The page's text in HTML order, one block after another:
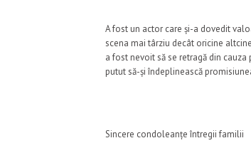
A fost un actor care și-a dovedit
scena mai târziu decât oricine
a fost nevoit să se retragă din
putut să-și îndeplinească
Sincere condoleanțe întregii familii